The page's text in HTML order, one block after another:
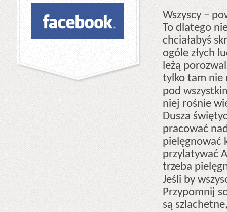
Wszyscy –
To dlatego
chciałabyś
ogóle złych
leżą
tylko tam nie
pod
niej rośnie
Dusza
pracować
pielęgnować
przylatywać
trzeba
Jeśli by
Przypomnij
są